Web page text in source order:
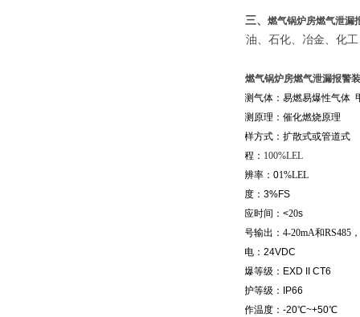
三、 燃气锅炉房燃气泄漏
石油、石化、冶金、化
燃气锅炉房燃气泄漏报警
被测气体： 易燃易爆性气体
检测原理： 催化燃烧原理
采样方式：扩散式或管道式
量程： 100%LEL
分辨率：01%LEL
精度：3%FS
响应时间：<20s
信号输出：4-20mA和RS485
供电：24VDC
防爆等级：EXD II CT6
防护等级：IP66
工作温度：-20℃~+50℃